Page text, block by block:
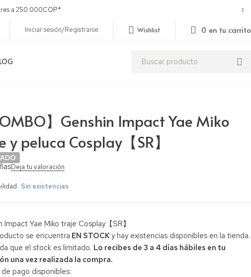
a 250.000COP*
Iniciar sesión/Registrarse Wishlist 0 en tu carrito
】Genshin Impact Yae Miko
y peluca Cosplay【SR】
Deja tu valoración
Sin existencias
Impact Yae Miko traje Cosplay【SR】
se encuentra EN STOCKy hay existencias disponibles en la tienda.
que el stock es limitado. Lo recibes de 3 a 4 días hábiles en tu
una vez realizada la compra.
pago disponibles: